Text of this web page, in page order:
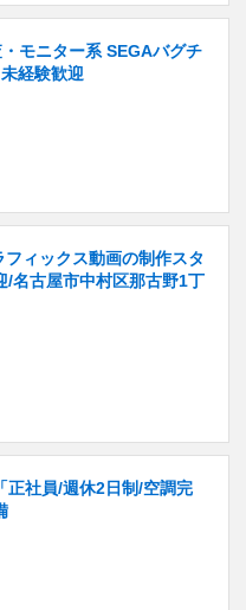
モニター系 SEGAバグチ
経験歓迎
フィックス動画の制作スタ
/名古屋市中村区那古野1丁
正社員/週休2日制/空調完